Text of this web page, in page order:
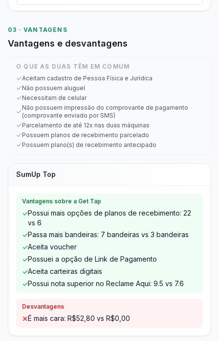
03 · VANTAGENS
Vantagens e desvantagens
O QUE AS DUAS TÊM EM COMUM
Aceitam cadastro de Pessoa Física e Jurídica
Não possuem aluguel
Necessitam de celular
Não possuem impressão do comprovante de pagamento
(comprovante enviado por SMS)
Parcelamento de até 12x nas duas máquinas
Possuem planos de recebimento parcelado
Possuem plano(s) de recebimento antecipado
SumUp Top
Vantagens sobre a Get Tap
✓Possui mais opções de planos de recebimento: 22
vs 6
✓Passa mais bandeiras: 7 bandeiras vs 3 bandeiras
✓Aceita voucher
✓Possuei a opção de Link de Pagamento
✓Aceita carteiras digitais
✓Possui nota superior no Reclame Aqui: 9.5 vs 7.6
Desvantagens
✕É mais cara: R$52,80 vs R$0,00